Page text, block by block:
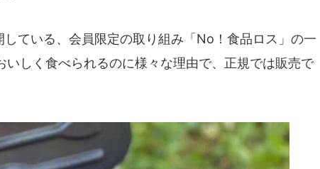
ている、会員限定の取り組み「No！食品ロス」の一
いしく食べられるのに様々な理由で、正規では販売で